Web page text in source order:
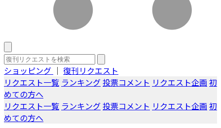
ショッピング ｜ 復刊リクエスト
リクエスト一覧 ランキング投票コメント リクエスト企画 初
めての方へ
リクエスト一覧 ランキング投票コメント リクエスト企画 初
めての方へ